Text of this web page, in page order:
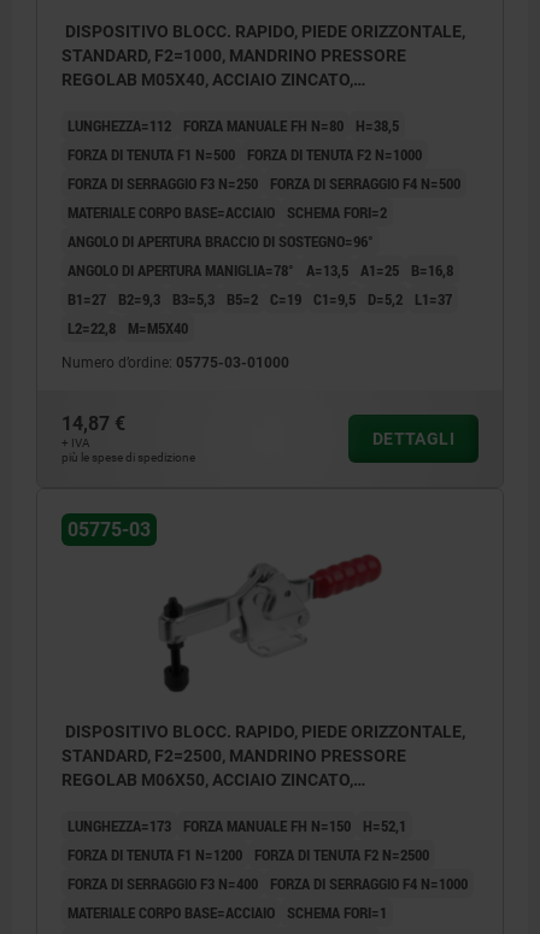
DISPOSITIVO BLOCC. RAPIDO, PIEDE ORIZZONTALE,
STANDARD, F2=1000, MANDRINO PRESSORE
REGOLAB M05X40, ACCIAIO ZINCATO,
LUNGHEZZA=112 FORZA MANUALE FH N=80
H=38,5
FORZA DI TENUTA F1 N=500
FORZA DI TENUTA F2 N=1000
FORZA DI SERRAGGIO F3 N=250
FORZA DI SERRAGGIO F4 N=500
MATERIALE CORPO BASE=ACCIAIO
SCHEMA FORI=2
ANGOLO DI APERTURA BRACCIO DI SOSTEGNO=96°
ANGOLO DI APERTURA MANIGLIA=78°
A=13,5 A1=25
B=16,8
B1=27
B2=9,3 B3=5,3 B5=2 C=19 C1=9,5 D=5,2
L1=37
L2=22,8
M=M5X40
Numero d’ordine: 05775-03-01000
14,87 €
+ IVA
più le spese di spedizione
DETTAGLI
05775-03
DISPOSITIVO BLOCC. RAPIDO, PIEDE ORIZZONTALE,
STANDARD, F2=2500, MANDRINO PRESSORE
REGOLAB M06X50, ACCIAIO ZINCATO,
LUNGHEZZA=173 FORZA MANUALE FH N=150
H=52,1
FORZA DI TENUTA F1 N=1200
FORZA DI TENUTA F2 N=2500
FORZA DI SERRAGGIO F3 N=400
FORZA DI SERRAGGIO F4 N=1000
MATERIALE CORPO BASE=ACCIAIO
SCHEMA FORI=1